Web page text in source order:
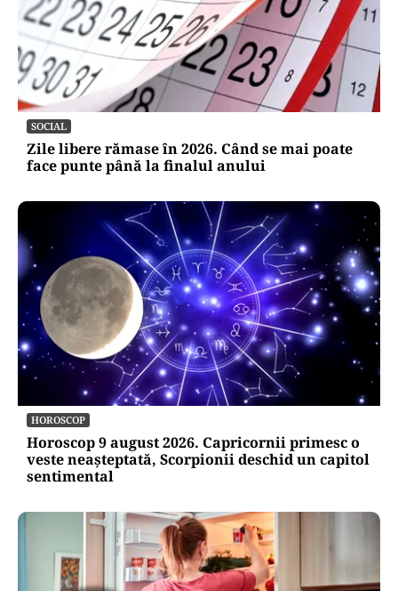
POLITICĂ
Pe cine vede premier Crin Antonescu în locul
lui Ilie Bolojan. Numele pe care l-ar desemna,
dacă ar fi președinte
Zile libere rămase în 2026. Când se mai poate
face punte până la finalul anului